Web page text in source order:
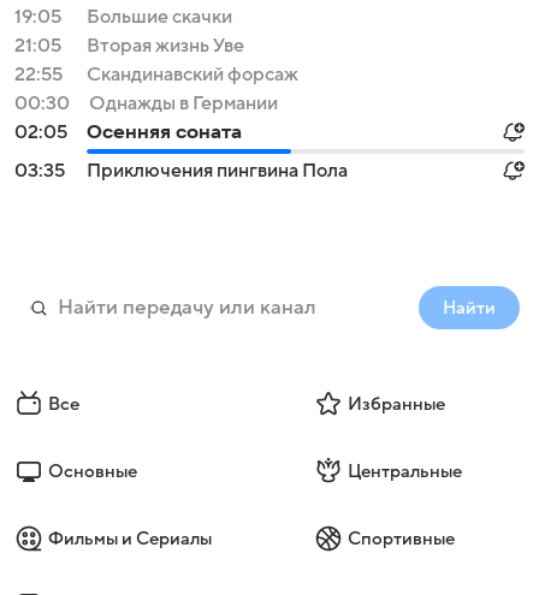
19:05
Большие скачки
21:05
Вторая жизнь Уве
22:55
Скандинавский форсаж
00:30
Однажды в Германии
02:05
Осенняя соната
03:35
Приключения пингвина Пола
Найти
Все Избранные
Основные Центральные
Фильмы и Сериалы Спортивные